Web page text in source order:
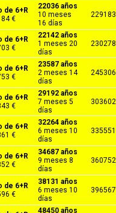
de 6+R
€
22036 años
10 meses
16 días
de 6+R
€
22142 años
1 meses 20
días
de 6+R
€
23587 años
2 meses 14
días
de 6+R
€
29192 años
7 meses 5
días
de 6+R
€
32264 años
6 meses 10
días
de 6+R
€
34687 años
9 meses 8
días
de 6+R
€
38131 años
6 meses 10
días
48450 años